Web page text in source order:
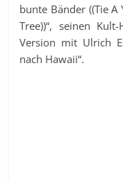
bunte Bänder ((Tie A
Tree))“, seinen
Version mit Ulrich
nach Hawaii“.